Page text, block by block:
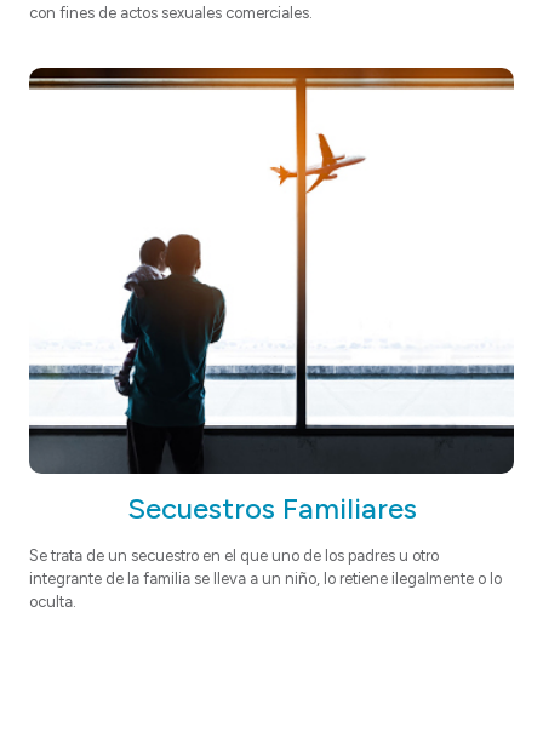
con fines de actos sexuales comerciales.
Secuestros Familiares
Se trata de un secuestro en el que uno de los padres u otro
integrante de la familia se lleva a un niño, lo retiene ilegalmente o lo
oculta.